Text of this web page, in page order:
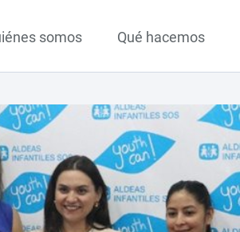
somos Qué hacemos